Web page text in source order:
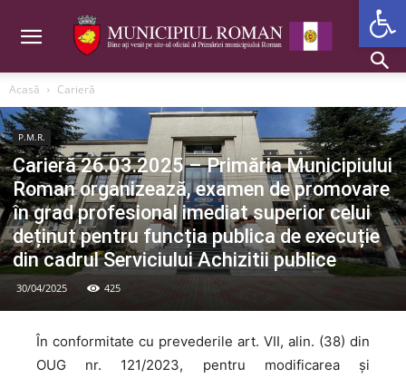
Acasă Carieră
P.M.R.
Carieră 26.03.2025 – Primăria Municipiului
Roman organizează, examen de promovare
în grad profesional imediat superior celui
deținut pentru funcția publica de execuție
din cadrul Serviciului Achizitii publice
30/04/2025 425
În conformitate cu prevederile art. VII, alin. (38) din
OUG nr. 121/2023, pentru modificarea şi